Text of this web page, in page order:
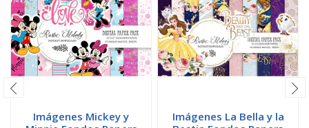
Imágenes Mickey y
Imágenes La Bella y la